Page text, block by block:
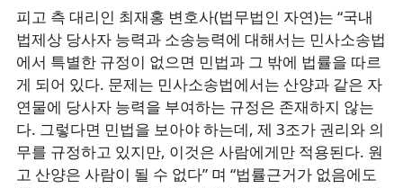
피고 측 대리인 최재홍 변호사(법무법인 자연)는 “국내
법제상 당사자 능력과 소송능력에 대해서는 민사소송법
에서 특별한 규정이 없으면 민법과 그 밖에 법률을 따르
게 되어 있다. 문제는 민사소송법에서는 산양과 같은 자
연물에 당사자 능력을 부여하는 규정은 존재하지 않는
다. 그렇다면 민법을 보아야 하는데, 제 3조가 권리와 의
무를 규정하고 있지만, 이것은 사람에게만 적용된다. 원
고 산양은 사람이 될 수 없다” 며 “법률근거가 없음에도